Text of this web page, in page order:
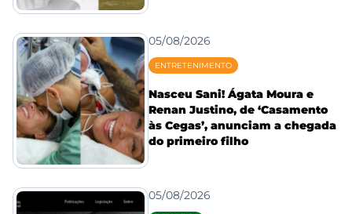
05/08/2026
ENTRETENIMENTO
Nasceu Sani! Ágata Moura e
Renan Justino, de ‘Casamento
às Cegas’, anunciam a chegada
do primeiro filho
05/08/2026